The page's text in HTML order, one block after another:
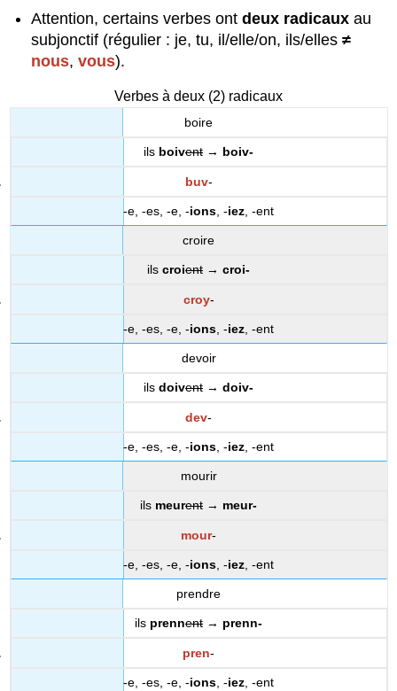
Attention, certains verbes ontdeux radicaux au
subjonctif (régulier : je, tu, il/elle/on, ils/elles≠
nous,vous).
Verbes à deux (2) radicaux
boire
ils boivent → boiv-
buv-
-e, -es, -e, -ions, -iez, -ent
croire
ils croient → croi-
croy-
-e, -es, -e, -ions, -iez, -ent
devoir
ils doivent → doiv-
dev-
-e, -es, -e, -ions, -iez, -ent
mourir
ils meurent → meur-
mour-
-e, -es, -e, -ions, -iez, -ent
prendre
ils prennent → prenn-
pren-
-e, -es, -e, -ions, -iez, -ent